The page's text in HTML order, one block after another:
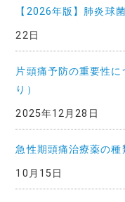
覧【2026年版】肺炎球
22日
片頭痛予防の重要性
り）
2025年12月28日
急性期頭痛治療薬の
10月15日